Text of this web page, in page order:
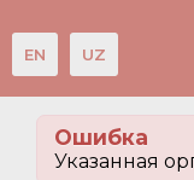
EN UZ
Ошибка
Указанная